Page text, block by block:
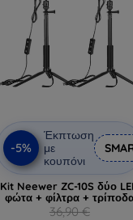
-5%
Έκπτωση
με
κουπόνι
Kit Neewer ZC-10S δύο
φώτα + φίλτρα +
36,90 €